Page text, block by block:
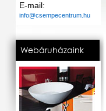
E-mail:
info@csempecentrum.hu
Webáruházaink